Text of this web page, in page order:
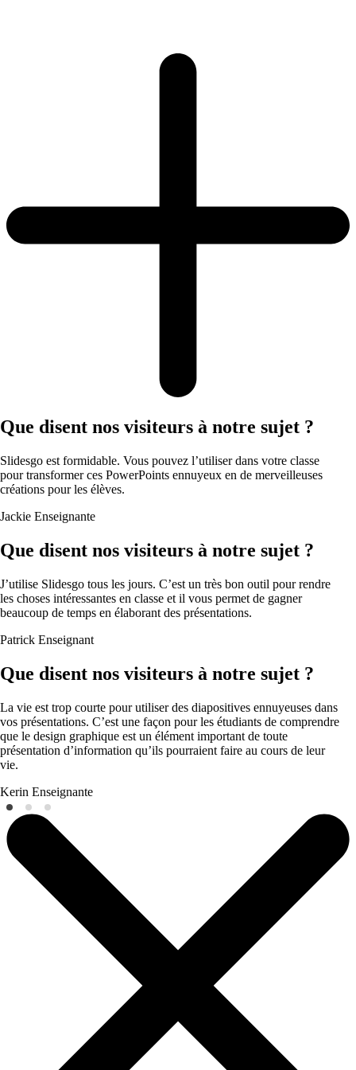
Que disent nos visiteurs à notre sujet ?
Slidesgo est formidable. Vous pouvez l’utiliser dans votre classe
pour transformer ces PowerPoints ennuyeux en de merveilleuses
créations pour les élèves.
Jackie Enseignante
Que disent nos visiteurs à notre sujet ?
J’utilise Slidesgo tous les jours. C’est un très bon outil pour rendre
les choses intéressantes en classe et il vous permet de gagner
beaucoup de temps en élaborant des présentations.
Patrick Enseignant
Que disent nos visiteurs à notre sujet ?
La vie est trop courte pour utiliser des diapositives ennuyeuses dans
vos présentations. C’est une façon pour les étudiants de comprendre
que le design graphique est un élément important de toute
présentation d’information qu’ils pourraient faire au cours de leur
vie.
Kerin Enseignante